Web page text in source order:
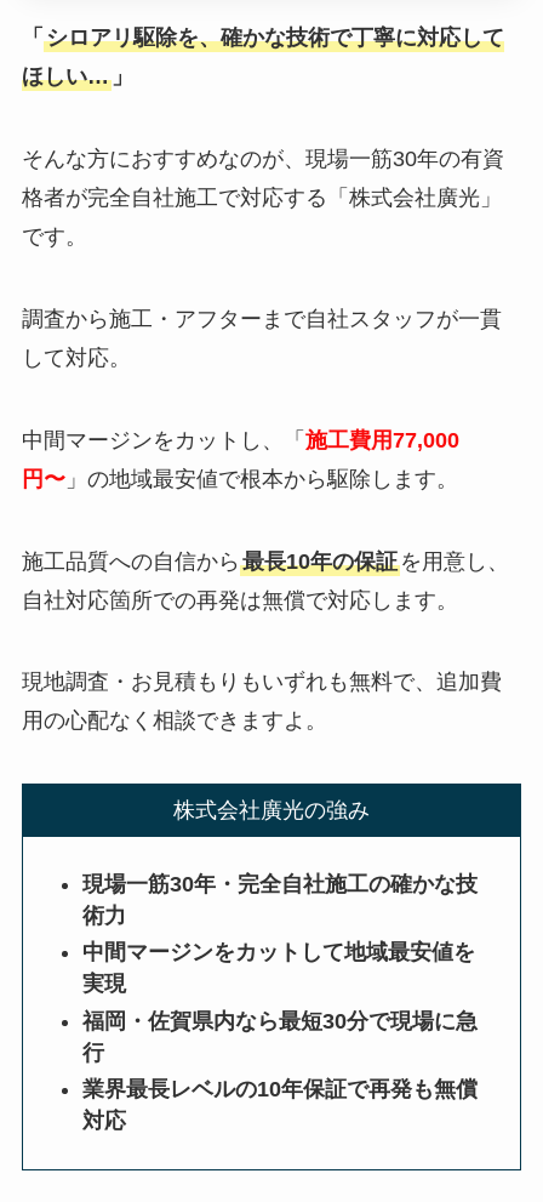
「 シロアリ駆除を、確かな技術で丁寧に対応して
ほしい…」
そんな方におすすめなのが、現場一筋30年の有資
格者が完全自社施工で対応する「株式会社廣光」
です。
調査から施工・アフターまで自社スタッフが一貫
して対応。
中間マージンをカットし、「 施工費用77,000
円〜」の地域最安値で根本から駆除します。
施工品質への自信から 最長10年の保証を用意し、
自社対応箇所での再発は無償で対応します。
現地調査・お見積もりもいずれも無料で、追加費
用の心配なく相談できますよ。
株式会社廣光の強み
現場一筋30年・完全自社施工の確かな技
術力
中間マージンをカットして地域最安値を
実現
福岡・佐賀県内なら最短30分で現場に急
行
業界最長レベルの10年保証で再発も無償
対応